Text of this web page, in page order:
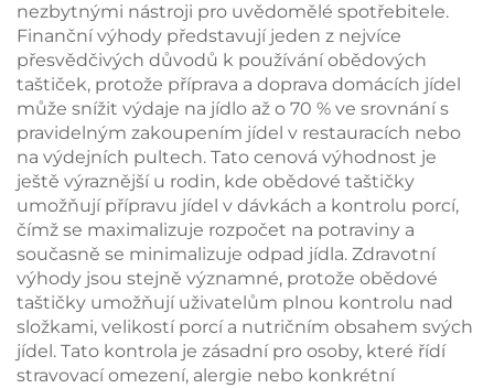
nezbytnými nástroji pro uvědomělé spotřebitele.
Finanční výhody představují jeden z nejvíce
přesvědčivých důvodů k používání obědových
taštiček, protože příprava a doprava domácích jídel
může snížit výdaje na jídlo až o 70 % ve srovnání s
pravidelným zakoupením jídel v restauracích nebo
na výdejních pultech. Tato cenová výhodnost je
ještě výraznější u rodin, kde obědové taštičky
umožňují přípravu jídel v dávkách a kontrolu porcí,
čímž se maximalizuje rozpočet na potraviny a
současně se minimalizuje odpad jídla. Zdravotní
výhody jsou stejně významné, protože obědové
taštičky umožňují uživatelům plnou kontrolu nad
složkami, velikostí porcí a nutričním obsahem svých
jídel. Tato kontrola je zásadní pro osoby, které řídí
stravovací omezení, alergie nebo konkrétní